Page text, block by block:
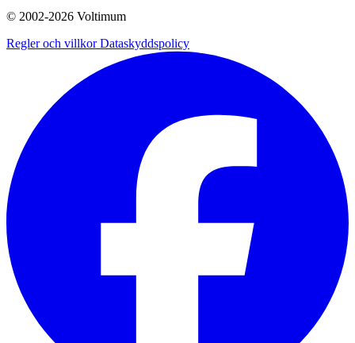
© 2002-2026 Voltimum
Regler och villkorDataskyddspolicy